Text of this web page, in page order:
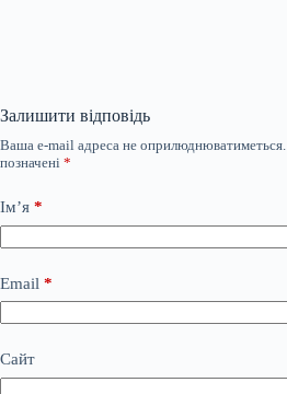
Залишити відповідь
Ваша e-mail адреса не оприлюднюватиметься.
позначені *
Ім’я *
Email *
Сайт